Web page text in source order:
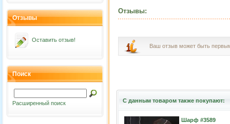
Отзывы
Оставить отзыв!
Поиск
Расширенный поиск
Отзывы:
Ваш отзыв может быть
С данным товаром также покупают:
Шарф #3589